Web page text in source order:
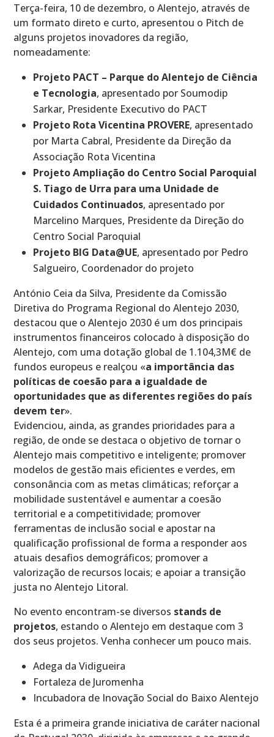
Terça-feira, 10 de dezembro, o Alentejo, através de
um formato direto e curto, apresentou o Pitch de
alguns projetos inovadores da região,
nomeadamente:
Projeto PACT – Parque do Alentejo de Ciência
e Tecnologia, apresentado por Soumodip
Sarkar, Presidente Executivo do PACT
Projeto Rota Vicentina PROVERE, apresentado
por Marta Cabral, Presidente da Direção da
Associação Rota Vicentina
Projeto Ampliação do Centro Social Paroquial
S. Tiago de Urra para uma Unidade de
Cuidados Continuados, apresentado por
Marcelino Marques, Presidente da Direção do
Centro Social Paroquial
Projeto BIG Data@UE, apresentado por Pedro
Salgueiro, Coordenador do projeto
António Ceia da Silva, Presidente da Comissão
Diretiva do Programa Regional do Alentejo 2030,
destacou que o Alentejo 2030 é um dos principais
instrumentos financeiros colocado à disposição do
Alentejo, com uma dotação global de 1.104,3M€ de
fundos europeus e realçou «a importância das
políticas de coesão para a igualdade de
oportunidades que as diferentes regiões do país
devem ter».
Evidenciou, ainda, as grandes prioridades para a
região, de onde se destaca o objetivo de tornar o
Alentejo mais competitivo e inteligente; promover
modelos de gestão mais eficientes e verdes, em
consonância com as metas climáticas; reforçar a
mobilidade sustentável e aumentar a coesão
territorial e a competitividade; promover
ferramentas de inclusão social e apostar na
qualificação profissional de forma a responder aos
atuais desafios demográficos; promover a
valorização de recursos locais; e apoiar a transição
justa no Alentejo Litoral.
No evento encontram-se diversos stands de
projetos, estando o Alentejo em destaque com 3
dos seus projetos. Venha conhecer um pouco mais.
Adega da Vidigueira
Fortaleza de Juromenha
Incubadora de Inovação Social do Baixo Alentejo
Esta é a primeira grande iniciativa de caráter nacional